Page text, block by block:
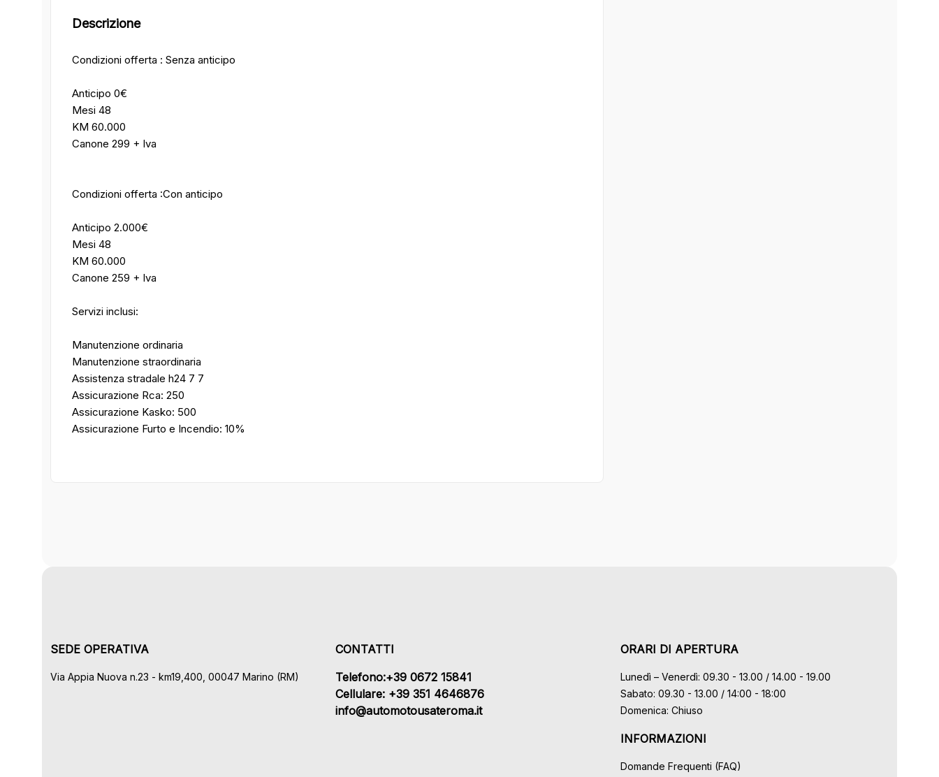
Descrizione
Condizioni offerta : Senza anticipo
Anticipo 0€
Mesi 48
KM 60.000
Canone 299 + Iva
Condizioni offerta :Con anticipo
Anticipo 2.000€
Mesi 48
KM 60.000
Canone 259 + Iva
Servizi inclusi:
Manutenzione ordinaria
Manutenzione straordinaria
Assistenza stradale h24 7 7
Assicurazione Rca: 250
Assicurazione Kasko: 500
Assicurazione Furto e Incendio: 10%
SEDE OPERATIVA
Via Appia Nuova n.23 - km19,400, 00047 Marino (RM)
CONTATTI
Telefono:+39 0672 15841
Cellulare: +39 351 4646876
info@automotousateroma.it
ORARI DI APERTURA
Lunedì – Venerdì: 09.30 - 13.00 / 14.00 - 19.00
Sabato: 09.30 - 13.00 / 14:00 - 18:00
Domenica: Chiuso
INFORMAZIONI
Domande Frequenti (FAQ)